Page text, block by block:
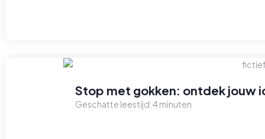
Stop met gokken: ontdek jouw
Geschatte leestijd:4 minuten